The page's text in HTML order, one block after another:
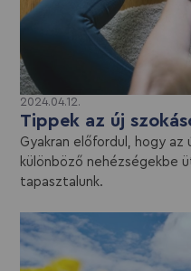
2024.04.12.
Tippek az új
Gyakran előfordul, hogy az
különböző nehézségekbe
tapasztalunk.